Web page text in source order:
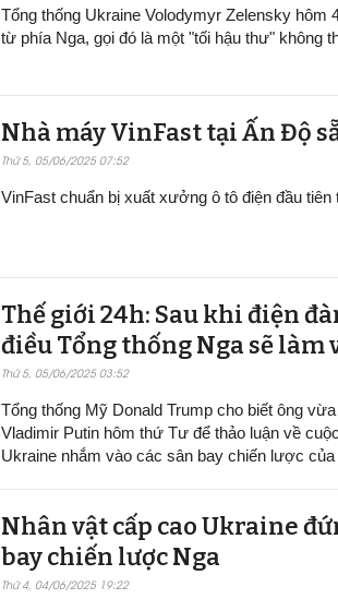
Tổng thống Ukraine Volodymyr Zelensky hôm
từ phía Nga, gọi đó là một "tối hậu thư" không
Nhà máy VinFast tại Ấn Độ
Thứ 5, 05/06/2025 07:52
VinFast chuẩn bị xuất xưởng ô tô điện đầu
Thế giới 24h: Sau khi điện
điều Tổng thống Nga sẽ làm
Thứ 5, 05/06/2025 03:52
Tổng thống Mỹ Donald Trump cho biết ông
Vladimir Putin hôm thứ Tư để thảo luận về
Ukraine nhắm vào các sân bay chiến lược của
Nhân vật cấp cao Ukraine
bay chiến lược Nga
Thứ 4, 04/06/2025 19:22